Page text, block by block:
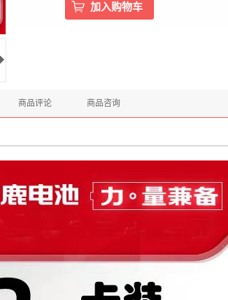
商品评论 商品咨询